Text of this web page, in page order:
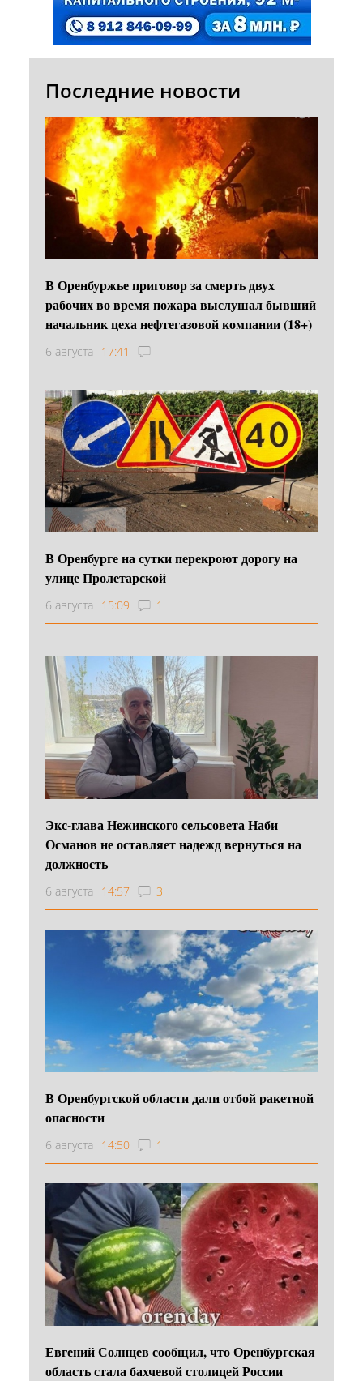
Последние новости
В Оренбуржье приговор за смерть двух
рабочих во время пожара выслушал бывший
начальник цеха нефтегазовой компании (18+)
6 августа 17:41
В Оренбурге на сутки перекроют дорогу на
улице Пролетарской
6 августа 15:09 1
Экс-глава Нежинского сельсовета Наби
Османов не оставляет надежд вернуться на
должность
6 августа 14:57 3
В Оренбургской области дали отбой ракетной
опасности
6 августа 14:50 1
Евгений Солнцев сообщил, что Оренбургская
область стала бахчевой столицей России